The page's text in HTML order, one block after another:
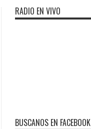
RADIO EN VIVO
BUSCANOS EN FACEBOOK